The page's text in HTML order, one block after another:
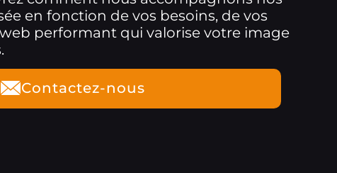
en fonction de vos besoins, de vos
performant qui valorise votre image
Contactez-nous